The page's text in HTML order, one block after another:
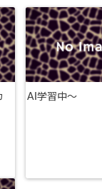
AI学習中〜